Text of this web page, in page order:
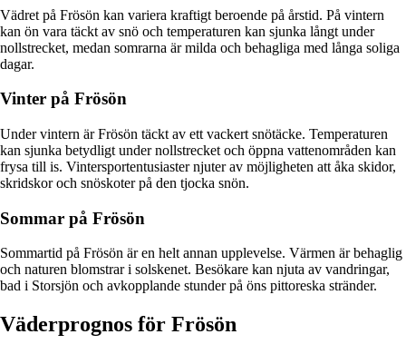
Vädret på Frösön kan variera kraftigt beroende på årstid. På vintern
kan ön vara täckt av snö och temperaturen kan sjunka långt under
nollstrecket, medan somrarna är milda och behagliga med långa soliga
dagar.
Vinter på Frösön
Under vintern är Frösön täckt av ett vackert snötäcke. Temperaturen
kan sjunka betydligt under nollstrecket och öppna vattenområden kan
frysa till is. Vintersportentusiaster njuter av möjligheten att åka skidor,
skridskor och snöskoter på den tjocka snön.
Sommar på Frösön
Sommartid på Frösön är en helt annan upplevelse. Värmen är behaglig
och naturen blomstrar i solskenet. Besökare kan njuta av vandringar,
bad i Storsjön och avkopplande stunder på öns pittoreska stränder.
Väderprognos för Frösön